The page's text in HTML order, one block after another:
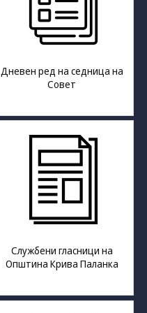
Дневен ред на седница на
Совет
Службени гласници на
Општина Крива Паланка
овозможиме да
ги добиете
преку нашата веб
услугите кои сте
ги побарале нема
испорачани.
Овие колачиња
автоматски ќе
од Вашиот уред
на тековната
сесија или
Овие колачиња